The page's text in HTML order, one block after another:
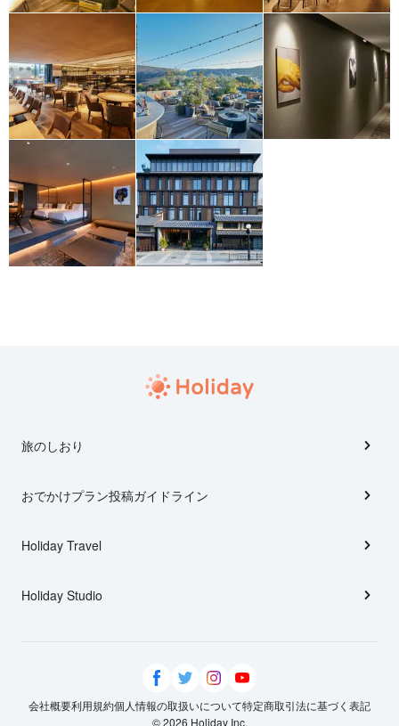
旅のしおり
おでかけプラン投稿ガイドライン
Holiday Travel
Holiday Studio
会社概要利用規約個人情報の取扱いについて特定商取引法に基づく表記
© 2026 Holiday Inc.